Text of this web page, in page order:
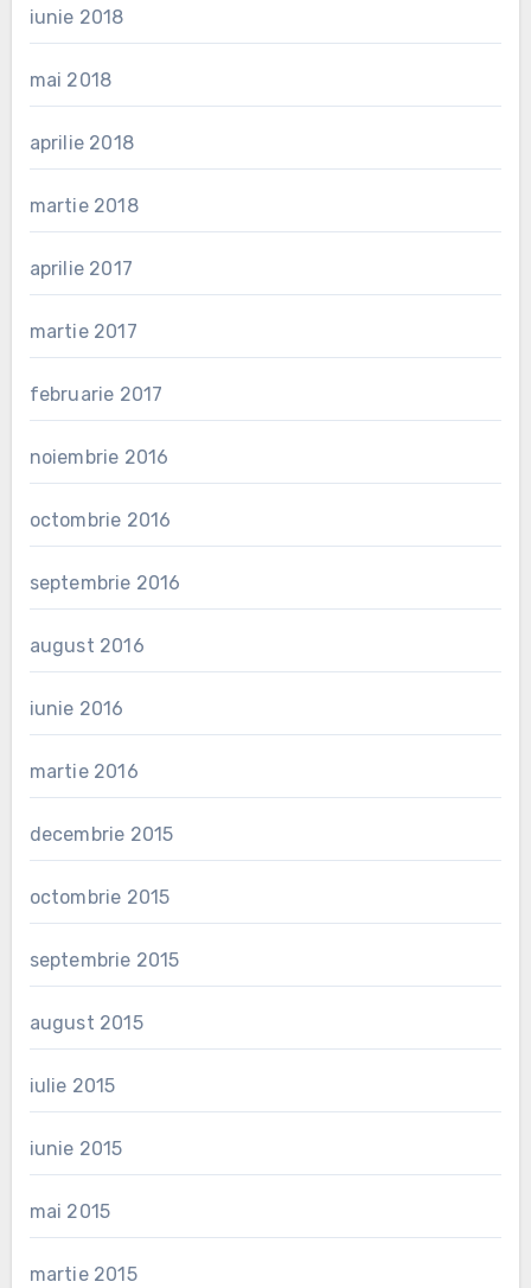
iunie 2018
mai 2018
aprilie 2018
martie 2018
aprilie 2017
martie 2017
februarie 2017
noiembrie 2016
octombrie 2016
septembrie 2016
august 2016
iunie 2016
martie 2016
decembrie 2015
octombrie 2015
septembrie 2015
august 2015
iulie 2015
iunie 2015
mai 2015
martie 2015